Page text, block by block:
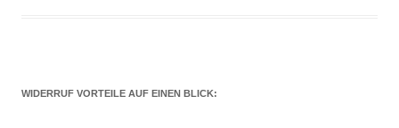
WIDERRUF VORTEILE AUF EINEN BLICK: